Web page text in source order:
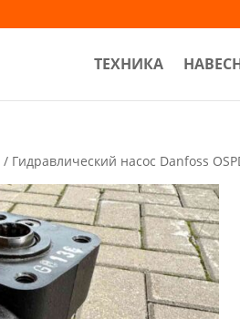
ТЕХНИКА
/ Гидравлический насос Danfoss